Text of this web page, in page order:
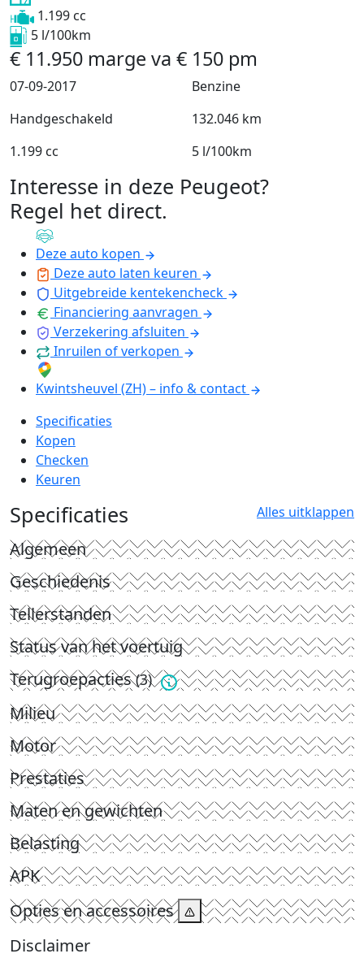
1.199 cc
5 l/100km
€ 11.950 marge va € 150 pm
07-09-2017
Benzine
Handgeschakeld
132.046 km
1.199 cc
5 l/100km
Interesse in deze Peugeot?
Regel het direct.
Deze auto kopen
Deze auto laten keuren
Uitgebreide kentekencheck
Financiering aanvragen
Verzekering afsluiten
Inruilen of verkopen
Kwintsheuvel (ZH) – info & contact
Specificaties
Kopen
Checken
Keuren
Specificaties Alles uitklappen
Algemeen
Geschiedenis
Tellerstanden
Status van het voertuig
Terugroepacties(3)
Milieu
Motor
Prestaties
Maten en gewichten
Belasting
APK
Opties en accessoires
Disclaimer